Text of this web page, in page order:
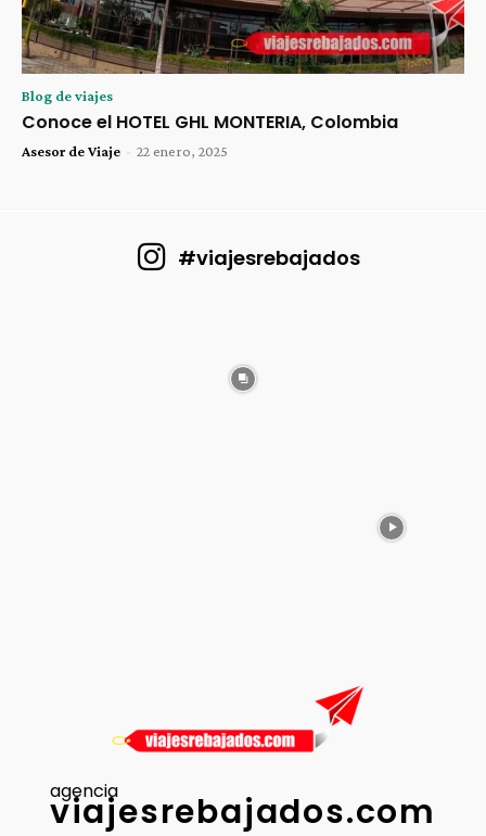
Blog de viajes
Conoce el HOTEL GHL MONTERIA, Colombia
Asesor de Viaje - 22 enero, 2025
#viajesrebajados
agencia
viajesrebajados.com